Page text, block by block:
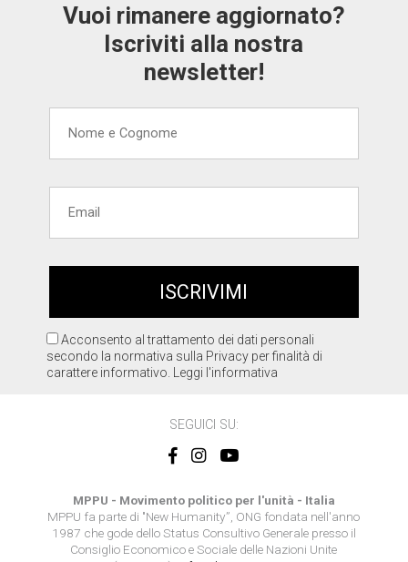
Vuoi rimanere aggiornato?
Iscriviti alla nostra
newsletter!
Acconsento al trattamento dei dati personali
secondo la normativa sulla Privacy per finalità di
carattere informativo. Leggi l'informativa
SEGUICI SU:
MPPU - Movimento politico per l'unità - Italia
MPPU fa parte di "New Humanity”, ONG fondata nell'anno
1987 che gode dello Status Consultivo Generale presso il
Consiglio Economico e Sociale delle Nazioni Unite